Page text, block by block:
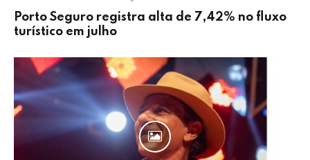
Porto Seguro registra alta de 7,42% no fluxo
turístico em julho